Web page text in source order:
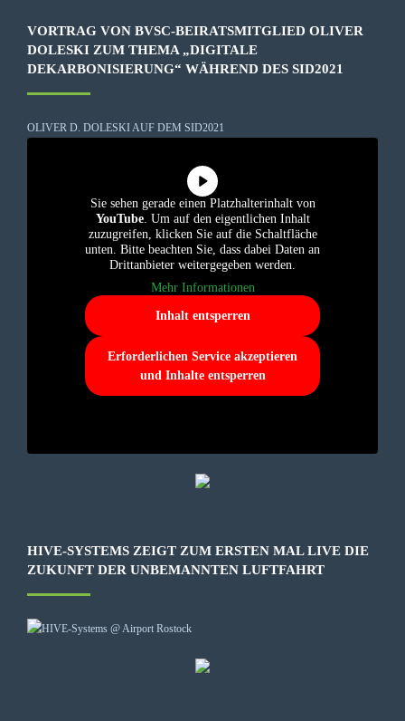
VORTRAG VON BVSC-BEIRATSMITGLIED OLIVER
DOLESKI ZUM THEMA „DIGITALE
DEKARBONISIERUNG“ WÄHREND DES SID2021
OLIVER D. DOLESKI AUF DEM SID2021
Sie sehen gerade einen Platzhalterinhalt von
YouTube. Um auf den eigentlichen Inhalt
zuzugreifen, klicken Sie auf die Schaltfläche
unten. Bitte beachten Sie, dass dabei Daten an
Drittanbieter weitergegeben werden.
Mehr Informationen
Inhalt entsperren
Erforderlichen Service akzeptieren
und Inhalte entsperren
HIVE-SYSTEMS ZEIGT ZUM ERSTEN MAL LIVE DIE
ZUKUNFT DER UNBEMANNTEN LUFTFAHRT